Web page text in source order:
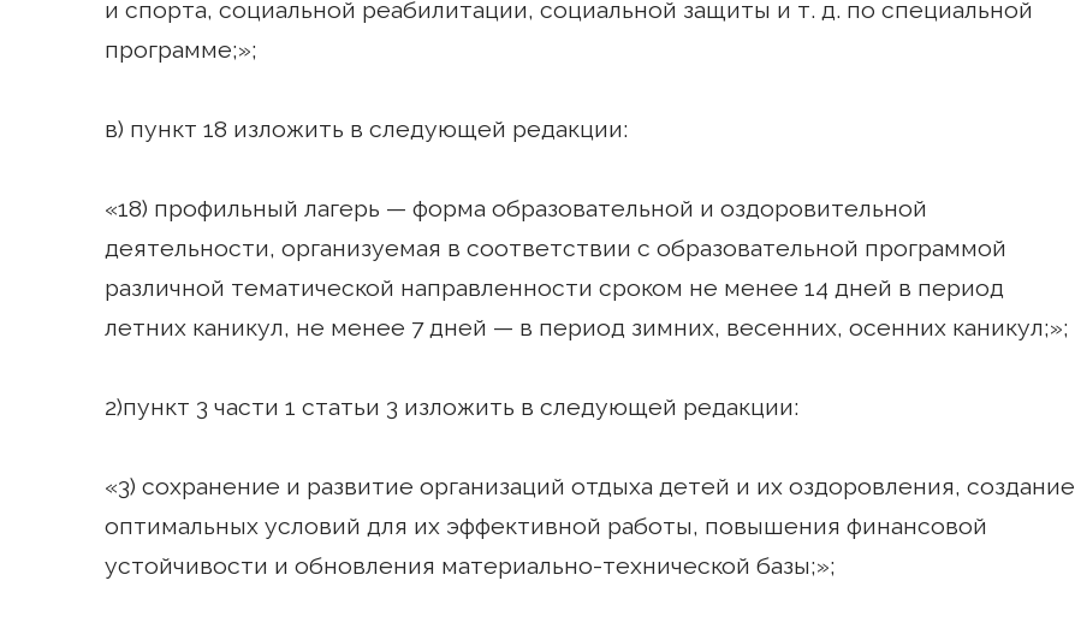
и спорта, социальной реабилитации, социальной защиты и т. д. по специальной
программе;»;
в) пункт 18 изложить в следующей редакции:
«18) профильный лагерь — форма образовательной и оздоровительной
деятельности, организуемая в соответствии с образовательной программой
различной тематической направленности сроком не менее 14 дней в период
летних каникул, не менее 7 дней — в период зимних, весенних, осенних каникул;»;
2)пункт 3 части 1 статьи 3 изложить в следующей редакции:
«3) сохранение и развитие организаций отдыха детей и их оздоровления, создание
оптимальных условий для их эффективной работы, повышения финансовой
устойчивости и обновления материально-технической базы;»;